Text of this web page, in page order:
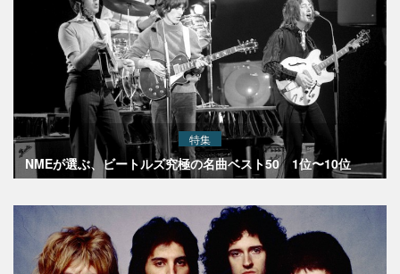
特集
NMEが選ぶ、ビートルズ究極の名曲ベスト50 1位〜10位